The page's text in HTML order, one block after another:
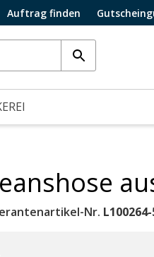
Auftrag finden
Nr.